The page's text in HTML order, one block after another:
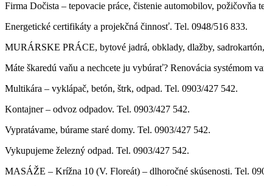
Firma Dočista – tepovacie práce, čistenie automobilov, požičovňa
Energetické certifikáty a projekčná činnosť. Tel. 0948/516 833.
MURÁRSKE PRÁCE, bytové jadrá, obklady, dlažby,
Máte škaredú vaňu a nechcete ju vybúrať? Renovácia systémom
Multikára – vyklápač, betón, štrk, odpad. Tel. 0903/427 542.
Kontajner – odvoz odpadov. Tel. 0903/427 542.
Vypratávame, búrame staré domy. Tel. 0903/427 542.
Vykupujeme železný odpad. Tel. 0903/427 542.
MASÁŽE – Krížna 10 (V. Floreát) – dlhoročné skúsenosti. Tel.